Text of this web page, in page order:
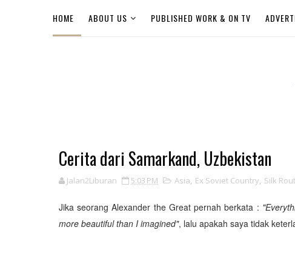
HOME ABOUT US PUBLISHED WORK & ON TV
Cerita dari Samarkand, Uzbekistan
Jalan2Liburan 5:03 PM Asia, Ex Soviet Country, Silk
Jika seorang Alexander the Great pernah berkata :
more beautiful than I imagined", lalu apakah saya tidak